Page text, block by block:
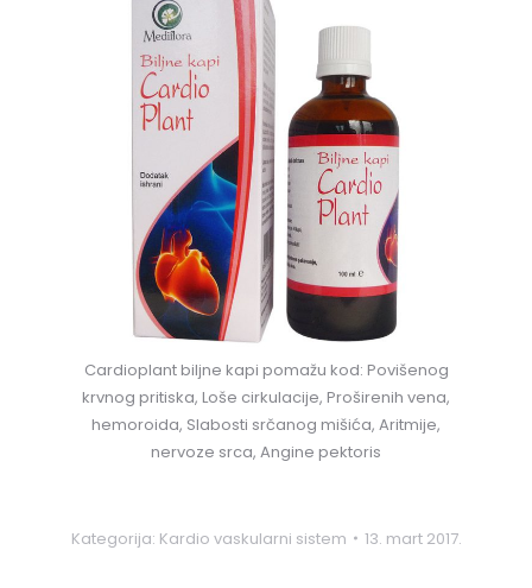
Cardioplant biljne kapi pomažu kod: Povišenog
krvnog pritiska, Loše cirkulacije, Proširenih vena,
hemoroida, Slabosti srčanog mišića, Aritmije,
nervoze srca, Angine pektoris
Kategorija: Kardio vaskularni sistem 13. mart 2017.